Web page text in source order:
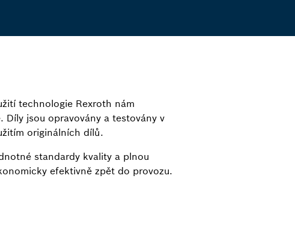
technologie Rexroth nám
jsou opravovány a testovány v
originálních dílů.
standardy kvality a plnou
efektivně zpět do provozu.